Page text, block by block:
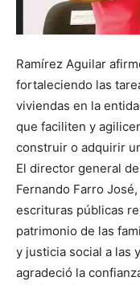
Ramírez Aguilar
fortaleciendo las
viviendas en la
que faciliten y
construir o adquirir
El director general
Fernando Farro
escrituras públicas
patrimonio de las
y justicia social a las
agradeció la